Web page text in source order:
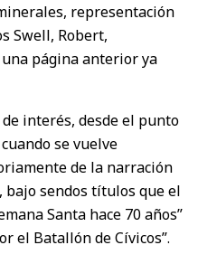
representación
Swell, Robert,
página anterior ya
interés, desde el punto
se vuelve
de la narración
sendos títulos que el
Santa hace 70 años”
el Batallón de Cívicos”.